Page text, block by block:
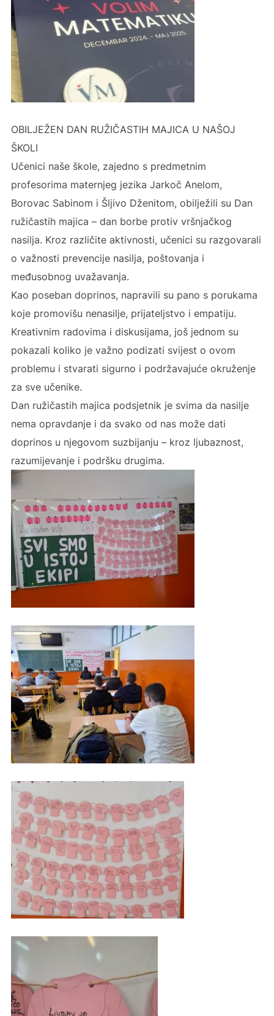
OBILJEŽEN DAN RUŽIČASTIH MAJICA U NAŠOJ
ŠKOLI
Učenici naše škole, zajedno s predmetnim
profesorima maternjeg jezika Jarkoč Anelom,
Borovac Sabinom i Šljivo Dženitom, obilježili su Dan
ružičastih majica – dan borbe protiv vršnjačkog
nasilja. Kroz različite aktivnosti, učenici su razgovarali
o važnosti prevencije nasilja, poštovanja i
međusobnog uvažavanja.
Kao poseban doprinos, napravili su pano s porukama
koje promovišu nenasilje, prijateljstvo i empatiju.
Kreativnim radovima i diskusijama, još jednom su
pokazali koliko je važno podizati svijest o ovom
problemu i stvarati sigurno i podržavajuće okruženje
za sve učenike.
Dan ružičastih majica podsjetnik je svima da nasilje
nema opravdanje i da svako od nas može dati
doprinos u njegovom suzbijanju – kroz ljubaznost,
razumijevanje i podršku drugima.